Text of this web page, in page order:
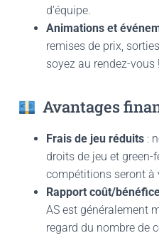
d’équipe.
Animations et
remises de prix,
soyez au rendez-vous !
Avantages
Frais de jeu réduits :
droits de jeu et green-
compétitions seront à
Rapport coût/
AS est généralement
regard du nombre de